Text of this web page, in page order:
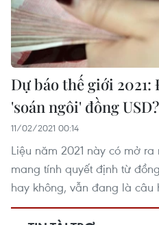
Dự báo thế giới
'soán ngôi' đồng USD?
11/02/2021 00:14
Liệu năm 2021 này có mở
mang tính quyết định từ
hay không, vẫn đang là câu